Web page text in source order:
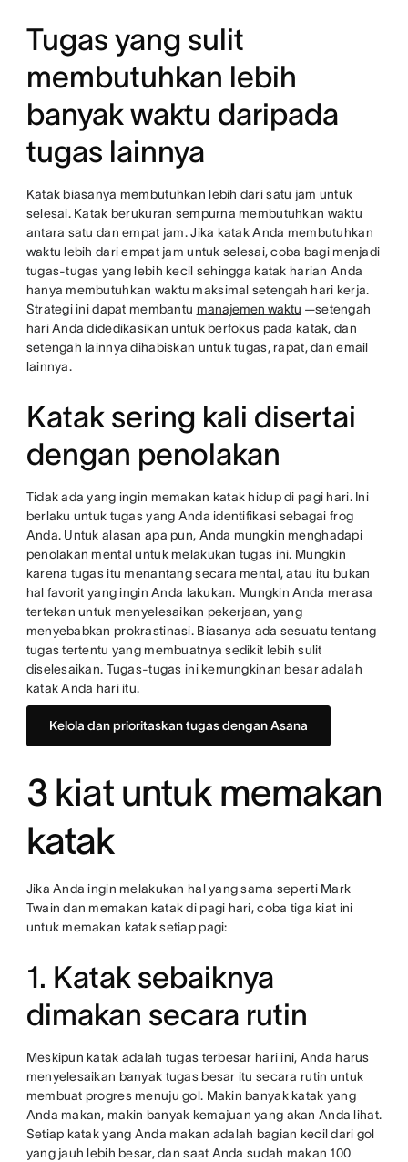
Tugas yang sulit
membutuhkan lebih
banyak waktu daripada
tugas lainnya
Katak biasanya membutuhkan lebih dari satu jam untuk
selesai. Katak berukuran sempurna membutuhkan waktu
antara satu dan empat jam. Jika katak Anda membutuhkan
waktu lebih dari empat jam untuk selesai, coba bagi menjadi
tugas-tugas yang lebih kecil sehingga katak harian Anda
hanya membutuhkan waktu maksimal setengah hari kerja.
Strategi ini dapat membantu manajemen waktu —setengah
hari Anda didedikasikan untuk berfokus pada katak, dan
setengah lainnya dihabiskan untuk tugas, rapat, dan email
lainnya.
Katak sering kali disertai
dengan penolakan
Tidak ada yang ingin memakan katak hidup di pagi hari. Ini
berlaku untuk tugas yang Anda identifikasi sebagai frog
Anda. Untuk alasan apa pun, Anda mungkin menghadapi
penolakan mental untuk melakukan tugas ini. Mungkin
karena tugas itu menantang secara mental, atau itu bukan
hal favorit yang ingin Anda lakukan. Mungkin Anda merasa
tertekan untuk menyelesaikan pekerjaan, yang
menyebabkan prokrastinasi. Biasanya ada sesuatu tentang
tugas tertentu yang membuatnya sedikit lebih sulit
diselesaikan. Tugas-tugas ini kemungkinan besar adalah
katak Anda hari itu.
Kelola dan prioritaskan tugas dengan Asana
3 kiat untuk memakan
katak
Jika Anda ingin melakukan hal yang sama seperti Mark
Twain dan memakan katak di pagi hari, coba tiga kiat ini
untuk memakan katak setiap pagi:
1. Katak sebaiknya
dimakan secara rutin
Meskipun katak adalah tugas terbesar hari ini, Anda harus
menyelesaikan banyak tugas besar itu secara rutin untuk
membuat progres menuju gol. Makin banyak katak yang
Anda makan, makin banyak kemajuan yang akan Anda lihat.
Setiap katak yang Anda makan adalah bagian kecil dari gol
yang jauh lebih besar, dan saat Anda sudah makan 100